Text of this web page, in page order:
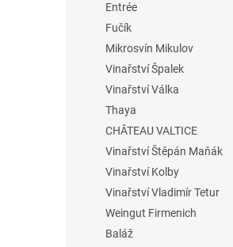
Entrée
Fučík
Mikrosvín Mikulov
Vinařství Špalek
Vinařství Válka
Thaya
CHÂTEAU VALTICE
Vinařství Štěpán Maňák
Vinařství Kolby
Vinařství Vladimír Tetur
Weingut Firmenich
Baláž